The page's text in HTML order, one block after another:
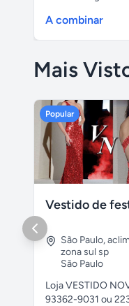
A combinar
Mais
Popular
São Paulo,
zona sul sp
São Paulo
Loja VESTIDO
93362-9031 ou